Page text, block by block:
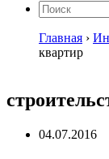
Главная ›
квартир
04.07.2016